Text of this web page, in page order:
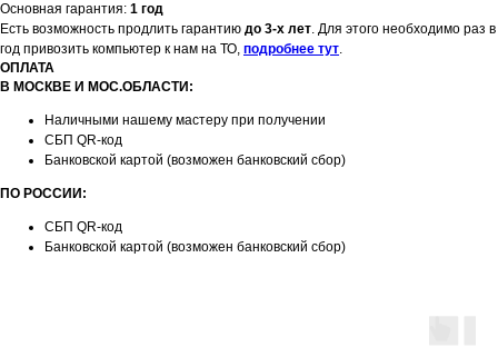
Основная гарантия: 1 год
Есть возможность продлить гарантию до 3-х лет. Для этого необходимо раз в
год привозить компьютер к нам на ТО, подробнее тут.
ОПЛАТА
В МОСКВЕ И МОС.ОБЛАСТИ:
Наличными нашему мастеру при получении
СБП QR-код
Банковской картой (возможен банковский сбор)
ПО РОССИИ:
СБП QR-код
Банковской картой (возможен банковский сбор)